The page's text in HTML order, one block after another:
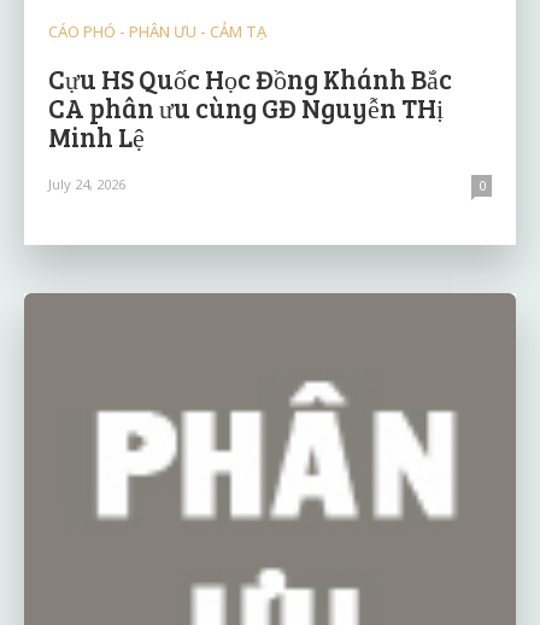
CÁO PHÓ - PHÂN ƯU - CẢM TẠ
Cựu HS Quốc Học Đồng Khánh Bắc
CA phân ưu cùng GĐ Nguyễn THị
Minh Lệ
July 24, 2026 0